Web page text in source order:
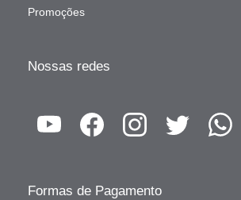
Promoções
Nossas redes
Formas de Pagamento